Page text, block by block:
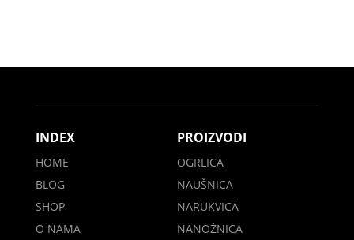
INDEX
HOME
BLOG
SHOP
O NAMA
PROIZVODI
OGRLICA
NAUŠNICA
NARUKVICA
NANOŽNICA